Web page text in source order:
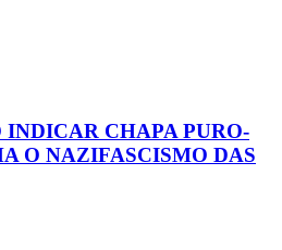
CHAPA PURO-
O NAZIFASCISMO DAS